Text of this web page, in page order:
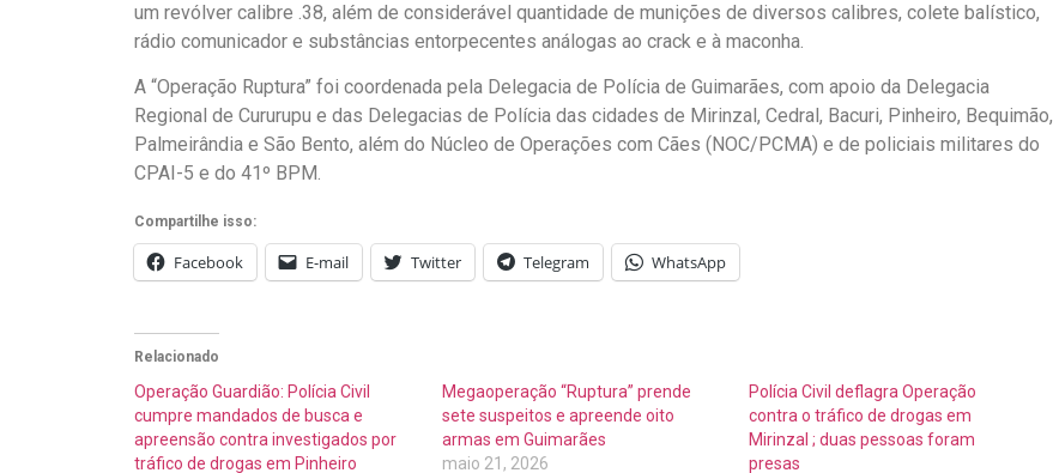
um revólver calibre .38, além de considerável quantidade de munições de diversos calibres, colete balístico,
rádio comunicador e substâncias entorpecentes análogas ao crack e à maconha.
A “Operação Ruptura” foi coordenada pela Delegacia de Polícia de Guimarães, com apoio da Delegacia
Regional de Cururupu e das Delegacias de Polícia das cidades de Mirinzal, Cedral, Bacuri, Pinheiro, Bequimão,
Palmeirândia e São Bento, além do Núcleo de Operações com Cães (NOC/PCMA) e de policiais militares do
CPAI-5 e do 41º BPM.
Compartilhe isso:
Facebook E-mail Twitter Telegram WhatsApp
Relacionado
Operação Guardião: Polícia Civil
cumpre mandados de busca e
apreensão contra investigados por
tráfico de drogas em Pinheiro
Megaoperação “Ruptura” prende
sete suspeitos e apreende oito
armas em Guimarães
maio 21, 2026
Polícia Civil deflagra Operação
contra o tráfico de drogas em
Mirinzal ; duas pessoas foram
presas